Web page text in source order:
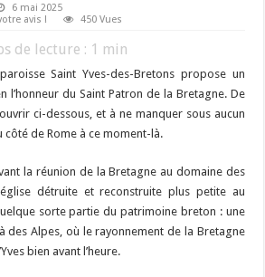
6 mai 2025
avis !
450 Vues
de lecture : 1 min
Saint Yves-des-Bretons propose un
l’honneur du Saint Patron de la Bretagne. De
ci-dessous, et à ne manquer sous aucun
côté de Rome à ce moment-là.
la réunion de la Bretagne au domaine des
détruite et reconstruite plus petite au
sorte partie du patrimoine breton : une
des Alpes, où le rayonnement de la Bretagne
bien avant l’heure.